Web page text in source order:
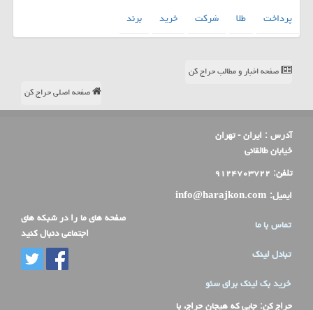
پرداخت
طلا شركت خرید برند
صفحه اخبار و مطالب حراج کن
صفحه اصلی حراج کن
آدرس : ایران - تهران
خیابان طالقانی
تلفن: ۹۱۲۴۷۰۳۷۲۲
ایمیل: info@harajkon.com
تماس با ما
تبادل لینک
خرید بک لینک برای سئو
حراج کن: جایی که هیجان حراج، با
صفحه های ما را در شبکه های
اجتماعی دنبال کنید